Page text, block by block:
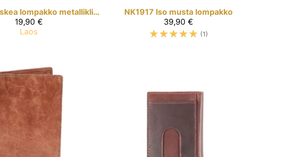
Ruskea lompakko metalliklipsillä
19,90 €
Laos
NK1917 Iso musta lompakko
39,90 €
☆☆☆☆☆ (1)